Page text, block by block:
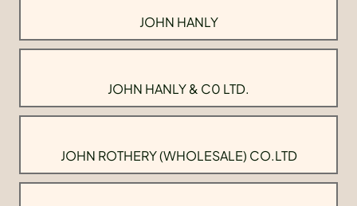
JOHN HANLY
JOHN HANLY & C0 LTD.
JOHN ROTHERY (WHOLESALE) CO.LTD